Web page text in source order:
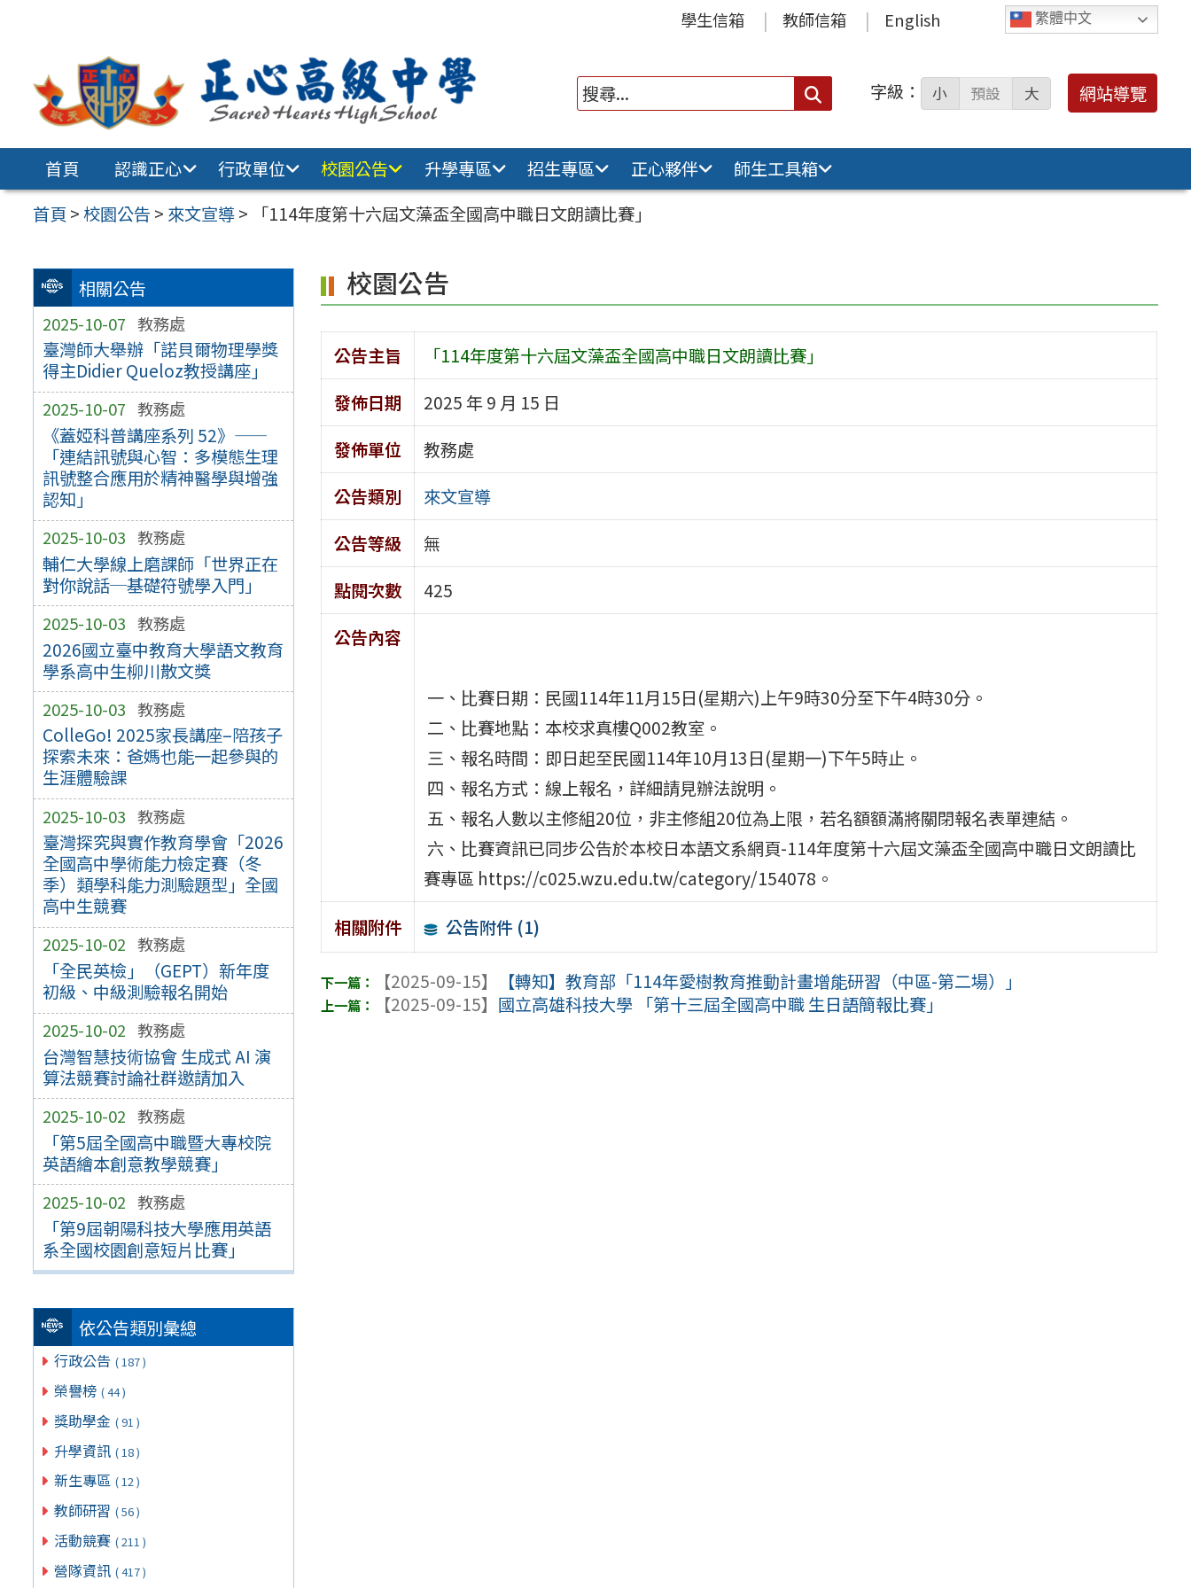
繁體中文
學生信箱 教師信箱 English
搜
字級： 小 預設 大 網站導覽
首頁 認識正心 行政單位 校園公告 升學專區 招生專區 正心夥伴
師生工具箱
首頁 >校園公告 > 來文宣導> 「114年度第十六屆文藻盃全國高中職日文朗讀比賽」
相關公告
2025-10-07 教務處
臺灣師大舉辦「諾貝爾物理學獎
得主Didier Queloz教授講座」
2025-10-07 教務處
《蓋婭科普講座系列 52》——
「連結訊號與心智：多模態生理
訊號整合應用於精神醫學與增強
認知」
2025-10-03 教務處
輔仁大學線上磨課師「世界正在
對你說話─基礎符號學入門」
2025-10-03 教務處
2026國立臺中教育大學語文教育
學系高中生柳川散文獎
2025-10-03 教務處
ColleGo! 2025家長講座–陪孩子
探索未來：爸媽也能一起參與的
生涯體驗課
2025-10-03 教務處
臺灣探究與實作教育學會「2026
全國高中學術能力檢定賽（冬
季）類學科能力測驗題型」全國
高中生競賽
2025-10-02 教務處
「全民英檢」（GEPT）新年度
初級、中級測驗報名開始
2025-10-02 教務處
台灣智慧技術協會 生成式 AI 演
算法競賽討論社群邀請加入
2025-10-02 教務處
「第5屆全國高中職暨大專校院
英語繪本創意教學競賽」
2025-10-02 教務處
「第9屆朝陽科技大學應用英語
系全國校園創意短片比賽」
依公告類別彙總
行政公告 ( 187 )
榮譽榜 ( 44 )
獎助學金 ( 91 )
升學資訊 ( 18 )
新生專區 ( 12 )
教師研習 ( 56 )
活動競賽 ( 211 )
營隊資訊 ( 417 )
校園公告
公告主旨
「114年度第十六屆文藻盃全國高中職日文朗讀比賽」
發佈日期
2025 年 9 月 15 日
發佈單位
教務處
公告類別
來文宣導
公告等級
無
點閱次數
425
公告內容
一、比賽日期：民國114年11月15日(星期六)上午9時30分至下午4時30分。
二、比賽地點：本校求真樓Q002教室。
三、報名時間：即日起至民國114年10月13日(星期一)下午5時止。
四、報名方式：線上報名，詳細請見辦法說明。
五、報名人數以主修組20位，非主修組20位為上限，若名額額滿將關閉報名表單連結。
六、比賽資訊已同步公告於本校日本語文系網頁-114年度第十六屆文藻盃全國高中職日文朗讀比
賽專區 https://c025.wzu.edu.tw/category/154078。
相關附件
公告附件 (1)
【2025-09-15】
【轉知】教育部「114年愛樹教育推動計畫增能研習（中區-第二場）」
【2025-09-15】 國立高雄科技大學 「第十三屆全國高中職 生日語簡報比賽」